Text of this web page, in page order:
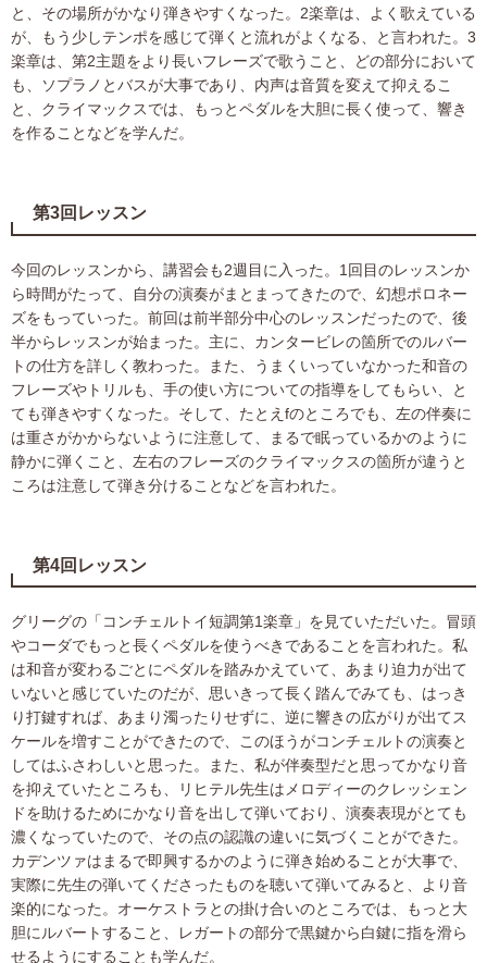
と、その場所がかなり弾きやすくなった。2楽章は、よく歌えている
が、もう少しテンポを感じて弾くと流れがよくなる、と言われた。3
楽章は、第2主題をより長いフレーズで歌うこと、どの部分において
も、ソプラノとバスが大事であり、内声は音質を変えて抑えるこ
と、クライマックスでは、もっとペダルを大胆に長く使って、響き
を作ることなどを学んだ。
第3回レッスン
今回のレッスンから、講習会も2週目に入った。1回目のレッスンか
ら時間がたって、自分の演奏がまとまってきたので、幻想ポロネー
ズをもっていった。前回は前半部分中心のレッスンだったので、後
半からレッスンが始まった。主に、カンタービレの箇所でのルバー
トの仕方を詳しく教わった。また、うまくいっていなかった和音の
フレーズやトリルも、手の使い方についての指導をしてもらい、と
ても弾きやすくなった。そして、たとえfのところでも、左の伴奏に
は重さがかからないように注意して、まるで眠っているかのように
静かに弾くこと、左右のフレーズのクライマックスの箇所が違うと
ころは注意して弾き分けることなどを言われた。
第4回レッスン
グリーグの「コンチェルトイ短調第1楽章」を見ていただいた。冒頭
やコーダでもっと長くペダルを使うべきであることを言われた。私
は和音が変わるごとにペダルを踏みかえていて、あまり迫力が出て
いないと感じていたのだが、思いきって長く踏んでみても、はっき
り打鍵すれば、あまり濁ったりせずに、逆に響きの広がりが出てス
ケールを増すことができたので、このほうがコンチェルトの演奏と
してはふさわしいと思った。また、私が伴奏型だと思ってかなり音
を抑えていたところも、リヒテル先生はメロディーのクレッシェン
ドを助けるためにかなり音を出して弾いており、演奏表現がとても
濃くなっていたので、その点の認識の違いに気づくことができた。
カデンツァはまるで即興するかのように弾き始めることが大事で、
実際に先生の弾いてくださったものを聴いて弾いてみると、より音
楽的になった。オーケストラとの掛け合いのところでは、もっと大
胆にルバートすること、レガートの部分で黒鍵から白鍵に指を滑ら
せるようにすることも学んだ。